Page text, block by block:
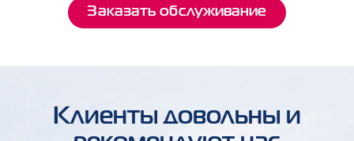
Заказать обслуживание
Клиенты довольны и